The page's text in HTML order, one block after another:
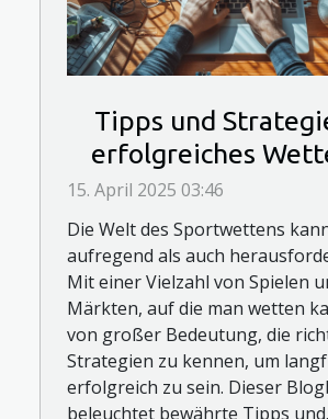
Tipps und
erfolgreiches
Sportereignisse
15. April 2025 03:46
Die Welt des Sportwettens
aufregend als auch
Mit einer Vielzahl von Spielen
Märkten, auf die man wetten
von großer Bedeutung, die
Strategien zu kennen, um
erfolgreich zu sein. Dieser
beleuchtet bewährte Tipps